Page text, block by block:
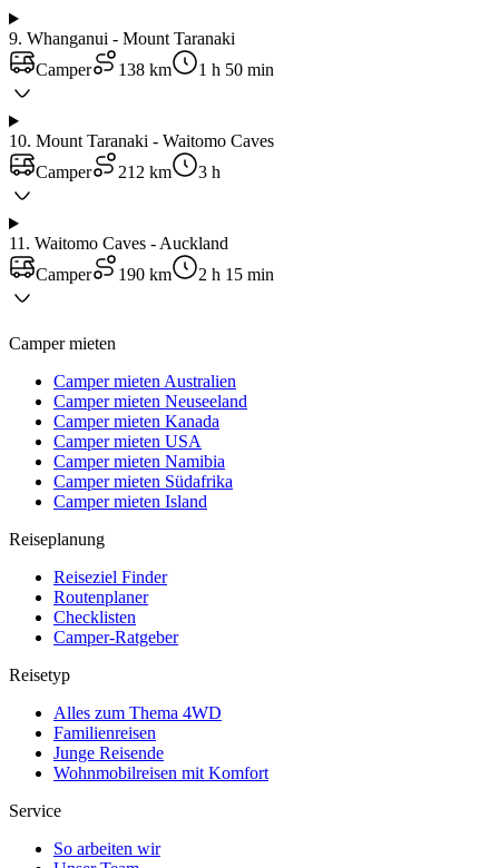
9. Whanganui - Mount Taranaki
Camper
138 km 1 h 50 min
10. Mount Taranaki - Waitomo Caves
Camper
212 km 3 h
11 . Waitomo Caves - Auckland
Camper
190 km 2 h 15 min
Camper mieten
Camper mieten Australien
Camper mieten Neuseeland
Camper mieten Kanada
Camper mieten USA
Camper mieten Namibia
Camper mieten Südafrika
Camper mieten Island
Reiseplanung
Reiseziel Finder
Routenplaner
Checklisten
Camper-Ratgeber
Reisetyp
Alles zum Thema 4WD
Familienreisen
Junge Reisende
Wohnmobilreisen mit Komfort
Service
So arbeiten wir